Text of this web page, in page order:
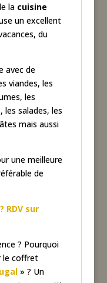
la cuisine
un excellent
du
avec de
viandes, les
les
salades, les
mais aussi
une meilleure
de
RDV sur
? Pourquoi
le coffret
» ? Un